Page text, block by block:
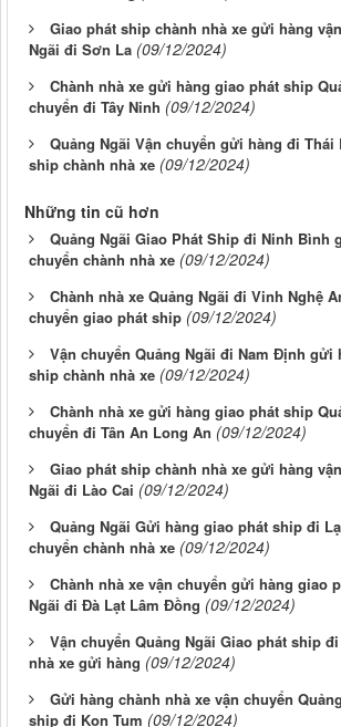
Giao phát ship chành nhà xe gửi hàng
Ngãi đi Sơn La (09/12/2024)
Chành nhà xe gửi hàng giao phát ship
chuyển đi Tây Ninh (09/12/2024)
Quảng Ngãi Vận chuyển gửi hàng đi
ship chành nhà xe (09/12/2024)
Những tin cũ hơn
Quảng Ngãi Giao Phát Ship đi Ninh Bình
chuyển chành nhà xe (09/12/2024)
Chành nhà xe Quảng Ngãi đi Vinh Nghệ
chuyển giao phát ship (09/12/2024)
Vận chuyển Quảng Ngãi đi Nam Định gửi
ship chành nhà xe (09/12/2024)
Chành nhà xe gửi hàng giao phát ship
chuyển đi Tân An Long An (09/12/2024)
Giao phát ship chành nhà xe gửi hàng
Ngãi đi Lào Cai (09/12/2024)
Quảng Ngãi Gửi hàng giao phát ship đi
chuyển chành nhà xe (09/12/2024)
Chành nhà xe vận chuyển gửi hàng giao
Ngãi đi Đà Lạt Lâm Đồng (09/12/2024)
Vận chuyển Quảng Ngãi Giao phát ship
nhà xe gửi hàng (09/12/2024)
Gửi hàng chành nhà xe vận chuyển
ship đi Kon Tum (09/12/2024)